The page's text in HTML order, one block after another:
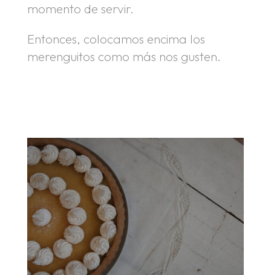
momento de servir.
Entonces, colocamos encima los
merenguitos como más nos gusten.